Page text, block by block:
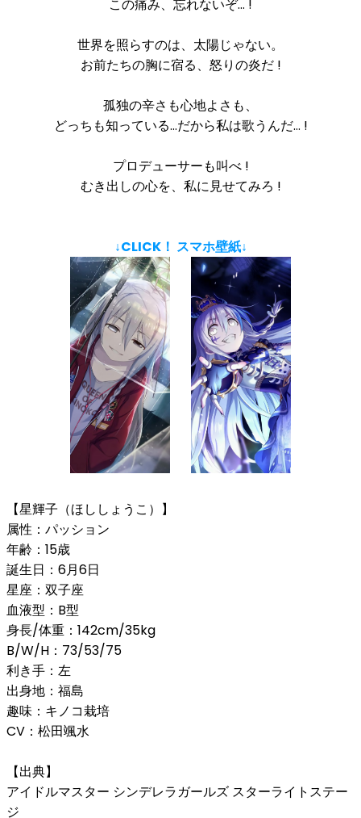
この痛み、忘れないぞ… !
世界を照らすのは、太陽じゃない。
お前たちの胸に宿る、怒りの炎だ !
孤独の辛さも心地よさも、
どっちも知っている…だから私は歌うんだ… !
プロデューサーも叫べ !
むき出しの心を、私に見せてみろ !
↓CLICK！ スマホ壁紙↓
【星輝子（ほししょうこ）】
属性：パッション
年齢：15歳
誕生日：6月6日
星座：双子座
血液型：B型
身長/体重：142cm/35kg
B/W/H：73/53/75
利き手：左
出身地：福島
趣味：キノコ栽培
CV：松田颯水
【出典】
アイドルマスター シンデレラガールズ スターライトステー
ジ